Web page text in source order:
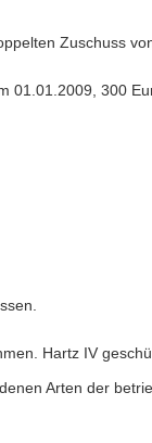
Zuschuss
01.01.2009, 300
Hartz IV
Arten der